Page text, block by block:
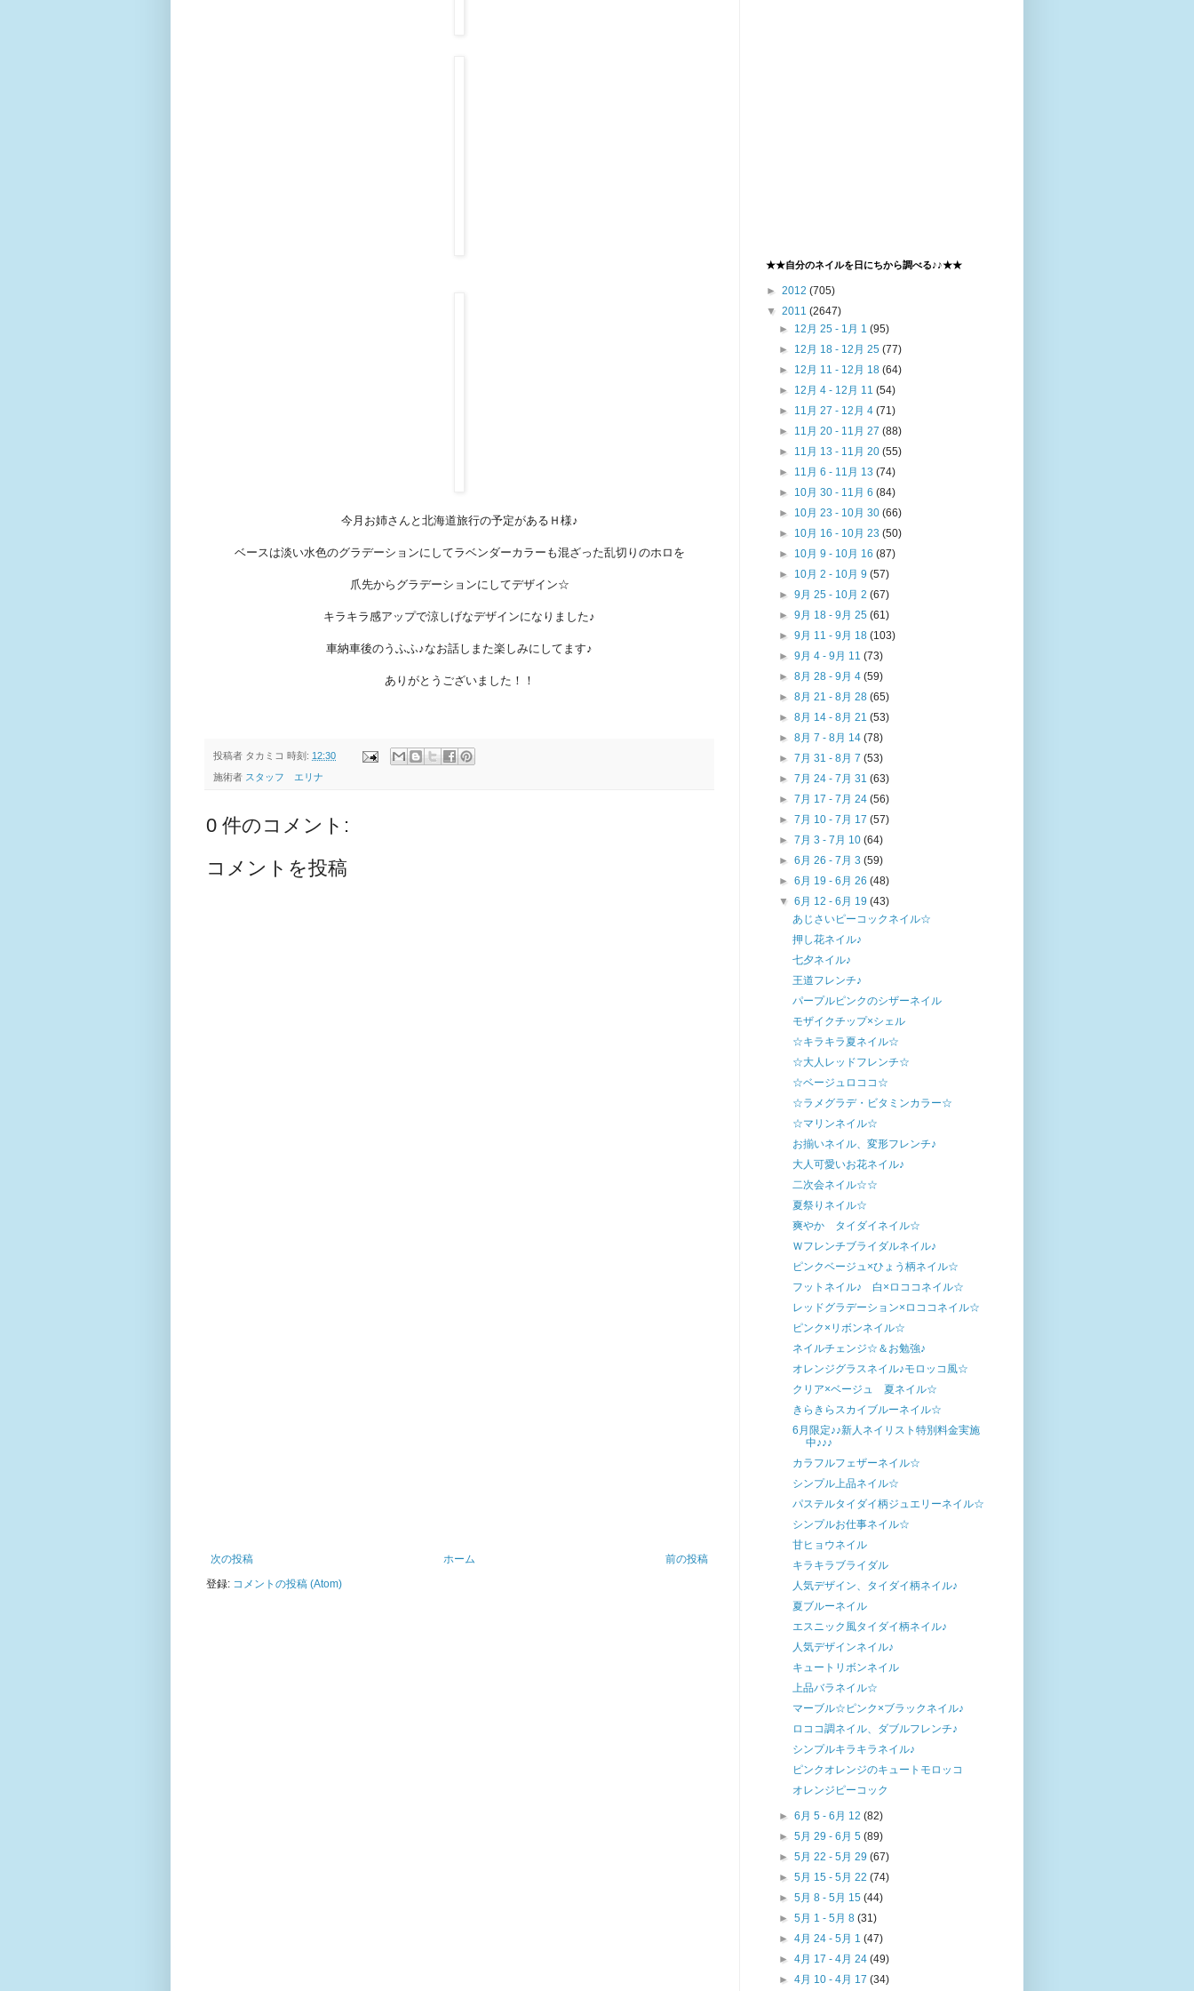
今月お姉さんと北海道旅行の予定があるＨ様♪
ベースは淡い水色のグラデーションにしてラベンダーカラーも混ざった乱切りのホロを
爪先からグラデーションにしてデザイン☆
キラキラ感アップで涼しげなデザインになりました♪
車納車後のうふふ♪なお話しまた楽しみにしてます♪
ありがとうございました！！
投稿者 タカミコ 時刻: 12:30
施術者 スタッフ エリナ
0 件のコメント:
コメントを投稿
次の投稿 前の投稿
ホーム
登録: コメントの投稿 (Atom)
★★自分のネイルを日にちから調べる♪♪★★
► 2012 (705)
▼ 2011 (2647)
► 12月 25 - 1月 1(95)
► 12月 18 - 12月 25(77)
► 12月 11 - 12月 18(64)
► 12月 4 - 12月 11(54)
► 11月 27 - 12月 4(71)
► 11月 20 - 11月 27(88)
► 11月 13 - 11月 20(55)
► 11月 6 - 11月 13(74)
► 10月 30 - 11月 6(84)
► 10月 23 - 10月 30(66)
► 10月 16 - 10月 23(50)
► 10月 9 - 10月 16(87)
► 10月 2 - 10月 9(57)
►9月 25 - 10月 2(67)
►9月 18 - 9月 25(61)
►9月 11 - 9月 18(103)
►9月 4 - 9月 11(73)
►8月 28 - 9月 4(59)
►8月 21 - 8月 28(65)
►8月 14 - 8月 21(53)
►8月 7 - 8月 14(78)
►7月 31 - 8月 7(53)
►7月 24 - 7月 31(63)
►7月 17 - 7月 24(56)
►7月 10 - 7月 17(57)
►7月 3 - 7月 10(64)
►6月 26 - 7月 3(59)
►6月 19 - 6月 26(48)
▼6月 12 - 6月 19(43)
あじさいピーコックネイル☆
押し花ネイル♪
七夕ネイル♪
王道フレンチ♪
パープルピンクのシザーネイル
モザイクチップ×シェル
☆キラキラ夏ネイル☆
☆大人レッドフレンチ☆
☆ベージュロココ☆
☆ラメグラデ・ビタミンカラー☆
☆マリンネイル☆
お揃いネイル、変形フレンチ♪
大人可愛いお花ネイル♪
二次会ネイル☆☆
夏祭りネイル☆
爽やか タイダイネイル☆
Ｗフレンチブライダルネイル♪
ピンクベージュ×ひょう柄ネイル☆
フットネイル♪ 白×ロココネイル☆
レッドグラデーション×ロココネイル☆
ピンク×リボンネイル☆
ネイルチェンジ☆＆お勉強♪
オレンジグラスネイル♪モロッコ風☆
クリア×ベージュ 夏ネイル☆
きらきらスカイブルーネイル☆
6月限定♪♪新人ネイリスト特別料金実施
中♪♪♪
カラフルフェザーネイル☆
シンプル上品ネイル☆
パステルタイダイ柄ジュエリーネイル☆
シンプルお仕事ネイル☆
甘ヒョウネイル
キラキラブライダル
人気デザイン、タイダイ柄ネイル♪
夏ブルーネイル
エスニック風タイダイ柄ネイル♪
人気デザインネイル♪
キュートリボンネイル
上品バラネイル☆
マーブル☆ピンク×ブラックネイル♪
ロココ調ネイル、ダブルフレンチ♪
シンプルキラキラネイル♪
ピンクオレンジのキュートモロッコ
オレンジピーコック
►6月 5 - 6月 12(82)
►5月 29 - 6月 5(89)
►5月 22 - 5月 29(67)
►5月 15 - 5月 22(74)
►5月 8 - 5月 15(44)
►5月 1 - 5月 8(31)
►4月 24 - 5月 1(47)
►4月 17 - 4月 24(49)
►4月 10 - 4月 17(34)